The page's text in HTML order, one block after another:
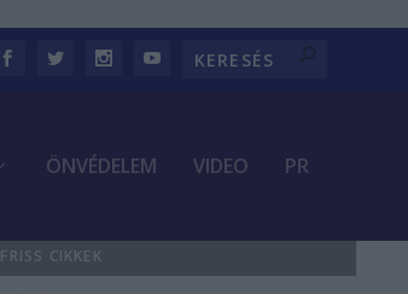
ÖNVÉDELEM VIDEO PR
FRISS CIKKEK